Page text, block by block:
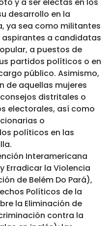
desarrollo en la
ya sea como militantes
a candidatas
a puestos de
partidos políticos o en
público. Asimismo,
de aquellas mujeres
distritales o
electorales, así como
o
políticos en las
Interamericana
Erradicar la Violencia
de Belém Do Pará),
Políticos de la
la Eliminación de
contra la